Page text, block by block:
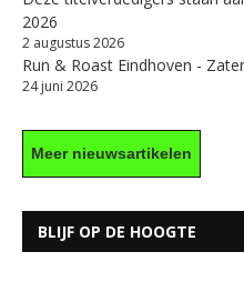
2026
2 augustus 2026
Run & Roast Eindhoven -
24 juni 2026
Meer nieuwsartikelen
BLIJF OP DE HOOGTE